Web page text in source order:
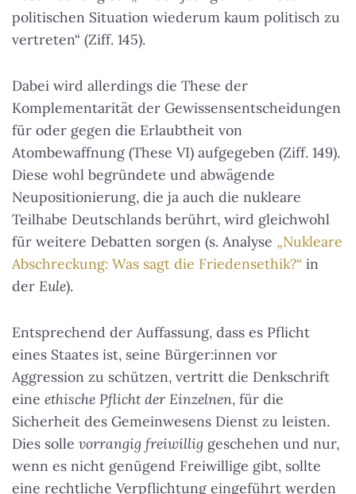
politischen Situation wiederum kaum politisch zu
vertreten“ (Ziff. 145).
Dabei wird allerdings die These der
Komplementarität der Gewissensentscheidungen
für oder gegen die Erlaubtheit von
Atombewaffnung (These VI) aufgegeben (Ziff. 149).
Diese wohl begründete und abwägende
Neupositionierung, die ja auch die nukleare
Teilhabe Deutschlands berührt, wird gleichwohl
für weitere Debatten sorgen (s. Analyse „Nukleare
Abschreckung: Was sagt die Friedensethik?“ in
der Eule).
Entsprechend der Auffassung, dass es Pflicht
eines Staates ist, seine Bürger:innen vor
Aggression zu schützen, vertritt die Denkschrift
eine ethische Pflicht der Einzelnen, für die
Sicherheit des Gemeinwesens Dienst zu leisten.
Dies solle vorrangig freiwillig geschehen und nur,
wenn es nicht genügend Freiwillige gibt, sollte
eine rechtliche Verpflichtung eingeführt werden